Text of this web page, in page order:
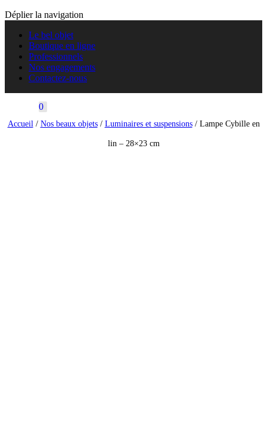
Déplier la navigation
Le bel objet
Boutique en ligne
Professionnels
Nos engagements
Contactez-nous
0
Accueil/ Nos beaux objets/ Luminaires et suspensions/ Lampe Cybille en
lin – 28×23 cm